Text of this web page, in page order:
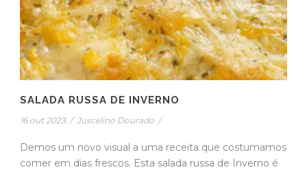
SALADA RUSSA DE INVERNO
16 out 2023 / Juscelino Dourado /
Demos um novo visual a uma receita que costumamos
comer em dias frescos. Esta salada russa de Inverno é